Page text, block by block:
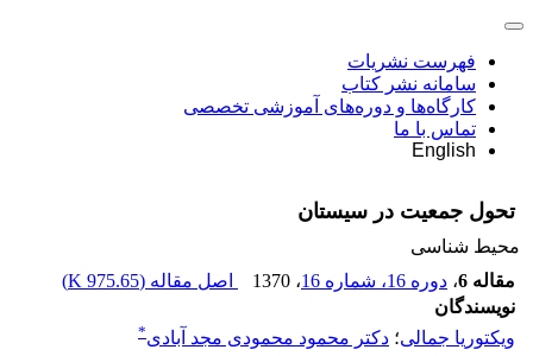
فهرست نشریات
سامانه نشر کتاب
کارگاه‌ها و دوره‌های آموزشی تخصصی
تماس با ما
English
تحول جمعیت در سیستان
محیط شناسی
مقاله 6
، دوره 16، شماره 16 ، 1370 اصل مقاله (975.65 K
)
نویسندگان
ویکتوریا جمالی؛ دکتر محمود محمودی مجد آبادی*